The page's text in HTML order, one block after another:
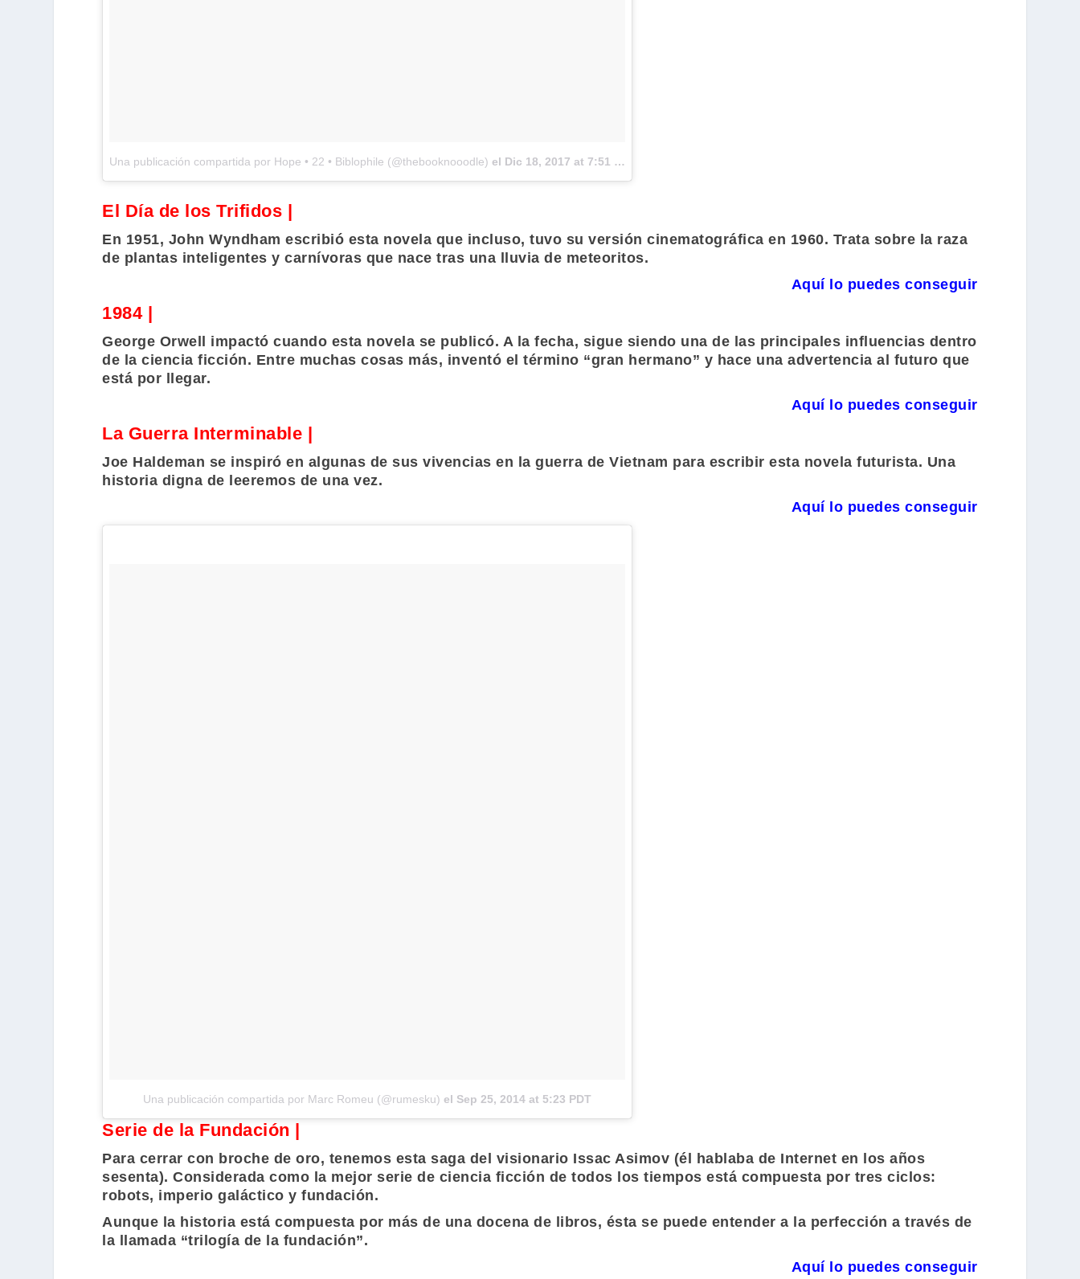
Una publicación compartida por Hope • 22 • Biblophile (@thebooknooodle) el Dic 18, 2017 at 7:51 PST
El Día de los Trifidos |
En 1951, John Wyndham escribió esta novela que incluso, tuvo su versión cinematográfica en 1960. Trata sobre la raza
de plantas inteligentes y carnívoras que nace tras una lluvia de meteoritos.
Aquí lo puedes conseguir
1984 |
George Orwell
impactó cuando esta novela se publicó. A la fecha, sigue siendo una de las principales influencias dentro
de la ciencia ficción. Entre muchas cosas más, inventó el término “gran hermano” y hace una advertencia al futuro que
está por llegar.
Aquí lo puedes conseguir
La Guerra Interminable |
Joe Haldeman se inspiró en algunas de sus vivencias en la guerra de Vietnam para escribir esta novela futurista. Una
historia digna de leeremos de una vez.
Aquí lo puedes conseguir
Una publicación compartida por Marc Romeu (@rumesku) el Sep 25, 2014 at 5:23 PDT
Serie de la Fundación |
Para cerrar con broche de oro, tenemos esta saga del visionario Issac Asimov (él hablaba de Internet en los años
sesenta). Considerada como la mejor serie de ciencia ficción de todos los tiempos está compuesta por tres ciclos:
robots, imperio galáctico y fundación.
Aunque la historia está compuesta por más de una docena de libros, ésta se puede entender a la perfección a través de
la llamada “trilogía de la fundación”.
Aquí lo puedes conseguir